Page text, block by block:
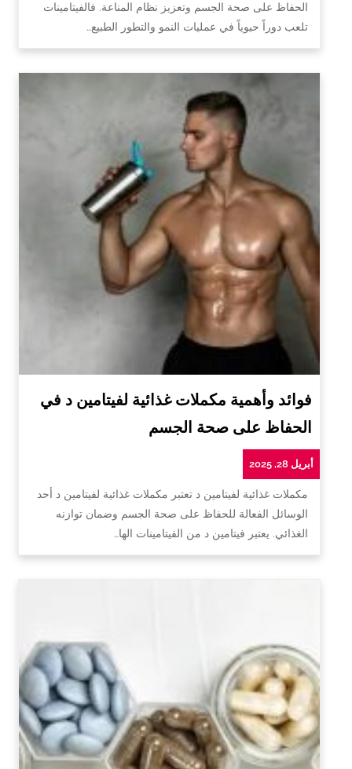
الحفاظ على صحة الجسم وتعزيز نظام المناعة. فالفيتامينات
تلعب دوراً حيوياً في عمليات النمو والتطور الطبيع…
فوائد وأهمية مكملات غذائية لفيتامين د في
الحفاظ على صحة الجسم
أبريل 28, 2025
مكملات غذائية لفيتامين د تعتبر مكملات غذائية لفيتامين د أحد
الوسائل الفعالة للحفاظ على صحة الجسم وضمان توازنه
الغذائي. يعتبر فيتامين د من الفيتامينات الها…